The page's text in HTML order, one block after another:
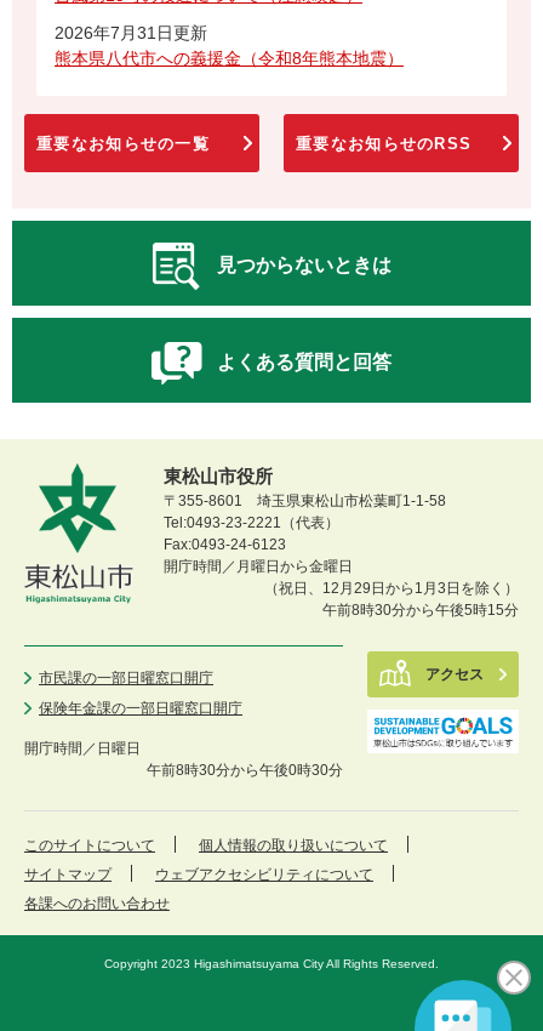
2026年7月31日更新
熊本県八代市への義援金（令和8年熊本地震）
重要なお知らせの一覧 重要なお知らせのRSS
見つからないときは
よくある質問と回答
東松山市役所
〒355-8601 埼玉県東松山市松葉町1-1-58
Tel:0493-23-2221（代表）
Fax:0493-24-6123
開庁時間／月曜日から金曜日
（祝日、12月29日から1月3日を除く）
午前8時30分から午後5時15分
市民課の一部日曜窓口開庁
保険年金課の一部日曜窓口開庁
開庁時間／ 日曜日
午前8時30分から午後0時30分
アクセス
このサイトについて
個人情報の取り扱いについて
サイトマップ
ウェブアクセシビリティについて
各課へのお問い合わせ
Copyright 2023 Higashimatsuyama City All Rights Reserved.